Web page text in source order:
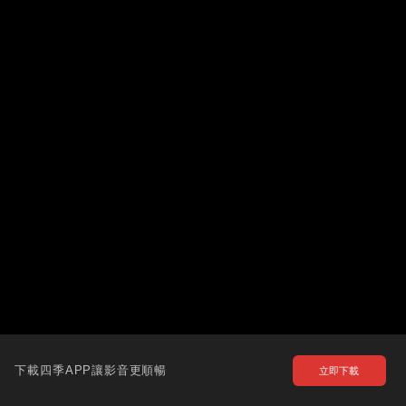
下載四季APP讓影音更順暢 立即下載